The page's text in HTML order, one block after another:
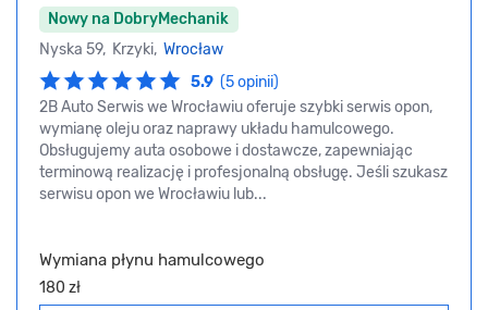
Nowy na DobryMechanik
Nyska 59, Krzyki, Wrocław
5.9 (5 opinii)
2B Auto Serwis we Wrocławiu oferuje szybki serwis opon,
wymianę oleju oraz naprawy układu hamulcowego.
Obsługujemy auta osobowe i dostawcze, zapewniając
terminową realizację i profesjonalną obsługę. Jeśli szukasz
serwisu opon we Wrocławiu lub...
Wymiana płynu hamulcowego
180 zł